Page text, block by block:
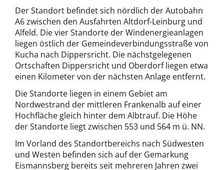
Der Standort befindet sich nördlich der Autobahn
A6 zwischen den Ausfahrten Altdorf-Leinburg und
Alfeld. Die vier Standorte der Windenergieanlagen
liegen östlich der Gemeindeverbindungsstraße von
Kucha nach Dippersricht. Die nächstgelegenen
Ortschaften Dippersricht und Oberdorf liegen etwa
einen Kilometer von der nächsten Anlage entfernt.
Die Standorte liegen in einem Gebiet am
Nordwestrand der mittleren Frankenalb auf einer
Hochfläche gleich hinter dem Albtrauf. Die Höhe
der Standorte liegt zwischen 553 und 564 m ü. NN.
Im Vorland des Standortbereichs nach Südwesten
und Westen befinden sich auf der Gemarkung
Eismannsberg bereits seit mehreren Jahren zwei